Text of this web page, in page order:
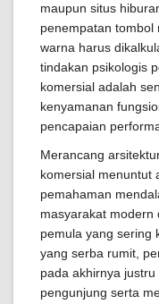
maupun situs
penempatan tombol
warna harus
tindakan psikologis
komersial adalah
kenyamanan
pencapaian
Merancang
komersial menuntut
pemahaman
masyarakat modern
pemula yang sering
yang serba rumit,
pada akhirnya
pengunjung serta